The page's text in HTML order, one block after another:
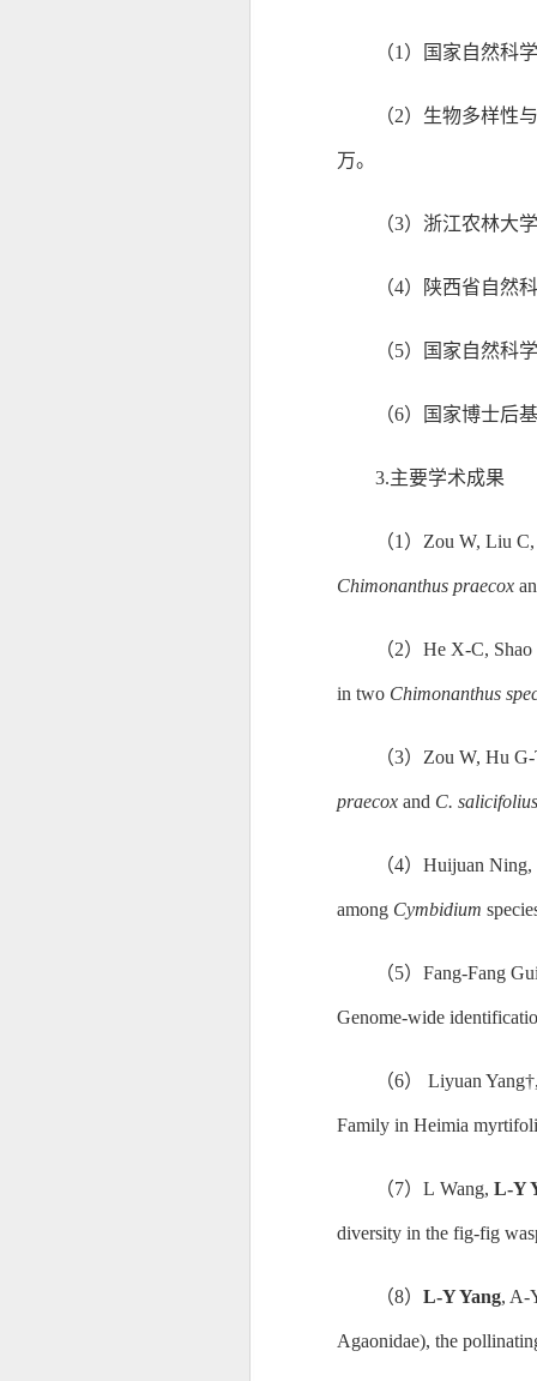
（1） 国家自然科
（2）生物多样性
万。
（3）浙江农林大
（4）陕西省自然
（5）国家自然科
（6）国家博士后
3.主要学术成果
（1 ） Zou W, Liu C,
Chimonanthus praecox
（2） He X-C, Shao
in two Chimonanthus
（3） Zou W, Hu
praecox and C. salicifolius
（4） Huijuan Ning,
among Cymbidium
（5） Fang‑Fang
Genome-wide
（6） Liyuan
Family in Heimia
（7） L Wang, L-Y
diversity in the fig-fig
（8） L-Y Yang, A-
Agaonidae), the